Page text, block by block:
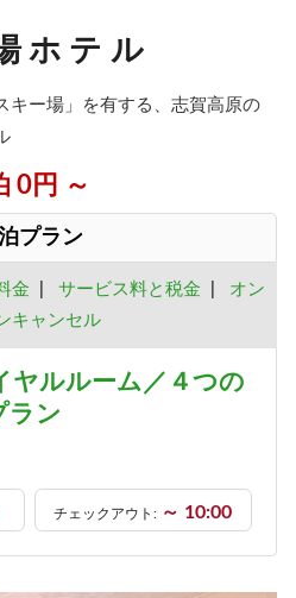
ホテル
キー場」を有する、志賀高原の
0円 ～
プラン
金 サービス料と税金
オン
キャンセル
ヤルルーム／４つの
ラン
チェックアウト: ～ 10:00